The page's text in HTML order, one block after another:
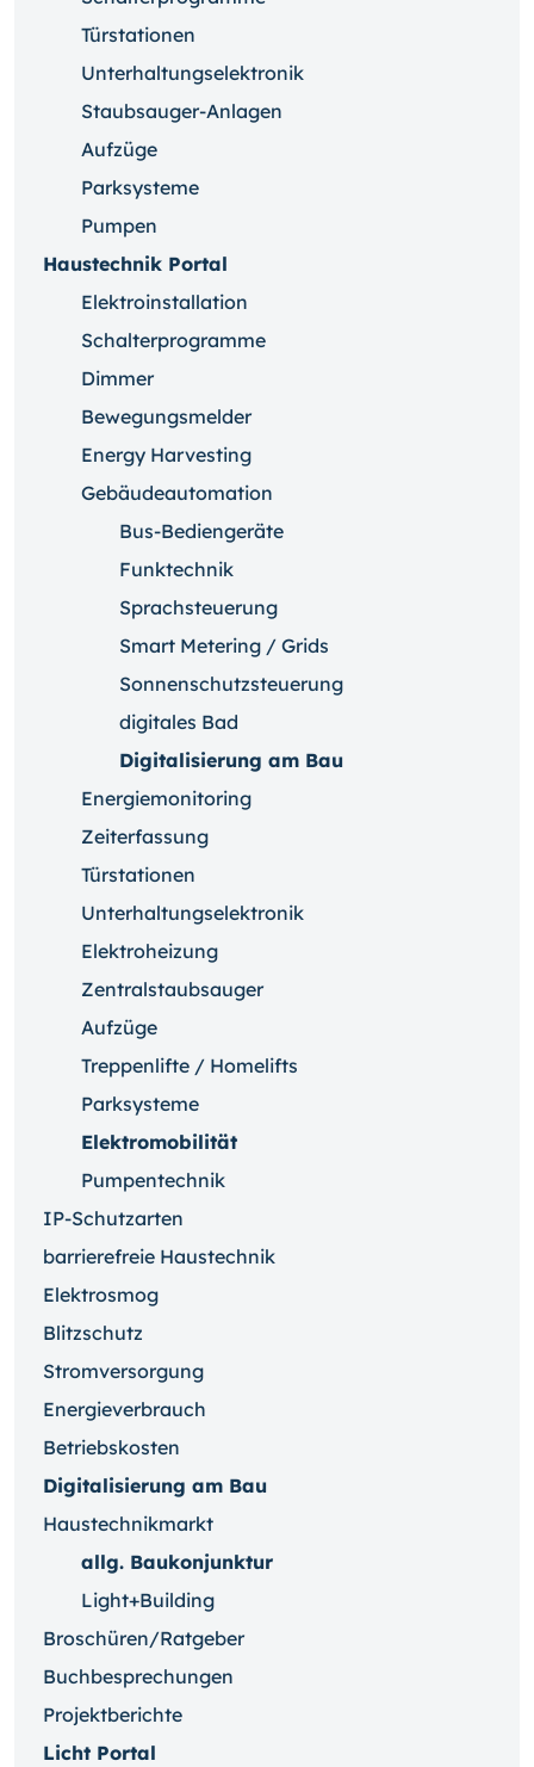
Türstationen
Unterhaltungselektronik
Staubsauger-Anlagen
Aufzüge
Parksysteme
Pumpen
Haustechnik Portal
Elektroinstallation
Schalterprogramme
Dimmer
Bewegungsmelder
Energy Harvesting
Gebäudeautomation
Bus-Bediengeräte
Funktechnik
Sprachsteuerung
Smart Metering / Grids
Sonnenschutzsteuerung
digitales Bad
Digitalisierung am Bau
Energiemonitoring
Zeiterfassung
Türstationen
Unterhaltungselektronik
Elektroheizung
Zentralstaubsauger
Aufzüge
Treppenlifte / Homelifts
Parksysteme
Elektromobilität
Pumpentechnik
IP-Schutzarten
barrierefreie Haustechnik
Elektrosmog
Blitzschutz
Stromversorgung
Energieverbrauch
Betriebskosten
Digitalisierung am Bau
Haustechnikmarkt
allg. Baukonjunktur
Light+Building
Broschüren/Ratgeber
Buchbesprechungen
Projektberichte
Licht Portal